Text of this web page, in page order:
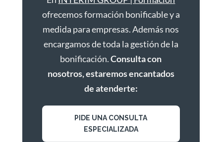
ofrecemos formación bonificable y a
medida para empresas. Además nos
encargamos de toda la gestión de la
bonificación.Consulta con
nosotros, estaremos encantados
de atenderte:
PIDE UNA CONSULTA
ESPECIALIZADA